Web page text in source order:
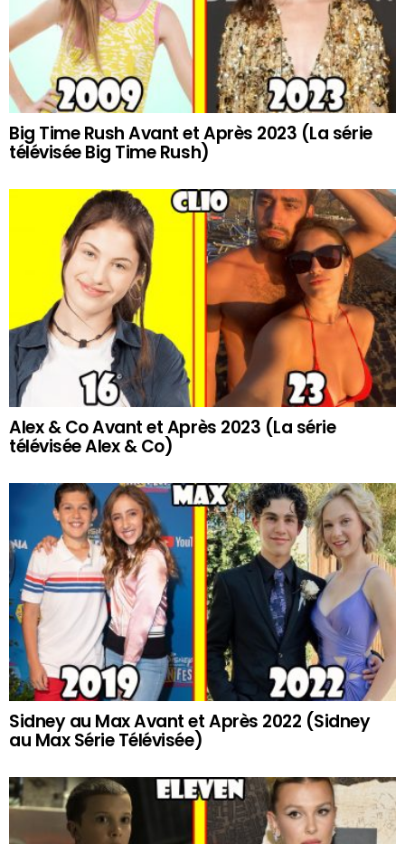
Big Time Rush Avant et Après 2023 (La série
télévisée Big Time Rush)
Alex & Co Avant et Après 2023 (La série
télévisée Alex & Co)
Sidney au Max Avant et Après 2022 (Sidney
au Max Série Télévisée)